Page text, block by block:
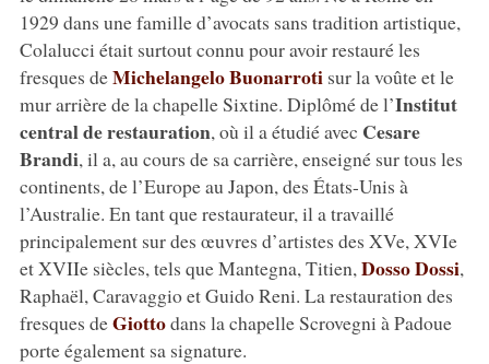
1929 dans une famille d’avocats sans tradition artistique,
Colalucci était surtout connu pour avoir restauré les
fresques deMichelangelo Buonarroti sur la voûte et le
mur arrière de la chapelle Sixtine. Diplômé de l’Institut
central de restauration, où il a étudié avec Cesare
Brandi, il a, au cours de sa carrière, enseigné sur tous les
continents, de l’Europe au Japon, des États-Unis à
l’Australie. En tant que restaurateur, il a travaillé
principalement sur des œuvres d’artistes des XVe, XVIe
et XVIIe siècles, tels que Mantegna, Titien, Dosso Dossi,
Raphaël, Caravaggio et Guido Reni. La restauration des
fresques deGiottodans la chapelle Scrovegni à Padoue
porte également sa signature.